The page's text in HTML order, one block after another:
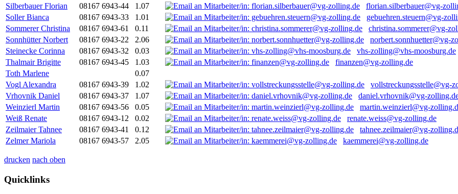
Silberbauer Florian
08167 6943-44 1.07
florian.silberbauer@vg-
Soller Bianca
08167 6943-33 1.01
gebuehren.steuern@vg-
Sommerer Christina
08167 6943-61 0.11
christina.sommerer@vg-
Sonnhütter Norbert
08167 6943-22 2.06
norbert.sonnhuetter@vg-
Steinecke Corinna
08167 6943-32 0.03
vhs-zolling@vhs-moosburg.de
Thalmair Brigitte
08167 6943-45 1.03
finanzen@vg-zolling.de
Toth Marlene
0.07
Vogl Alexandra
08167 6943-39 1.02
vollstreckungsstelle@vg-
Vrhovnik Daniel
08167 6943-37 1.07
daniel.vrhovnik@vg-
Weinzierl Martin
08167 6943-56 0.05
martin.weinzierl@vg-
Weiß Renate
08167 6943-12 0.02
renate.weiss@vg-zolling.de
Zeilmaier Tahnee
08167 6943-41 0.12
tahnee.zeilmaier@vg-
Zelmer Mariola
08167 6943-57 2.05 kaemmerei@vg-zolling.de
drucken nach oben
Quicklinks